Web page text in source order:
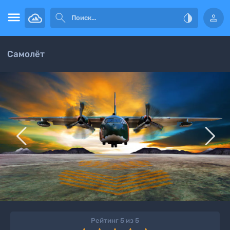
   
Самолёт
 
Рейтинг 5 из 5